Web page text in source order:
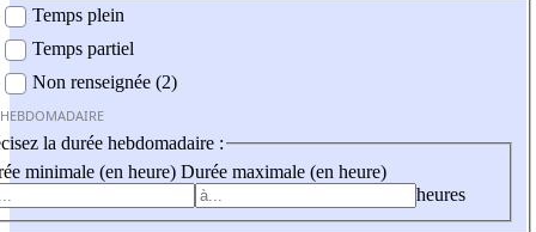
Temps plein
Temps partiel
Non renseignée (2)
la durée hebdomadaire :
minimale (en heure) Durée maximale (en heure)
heures